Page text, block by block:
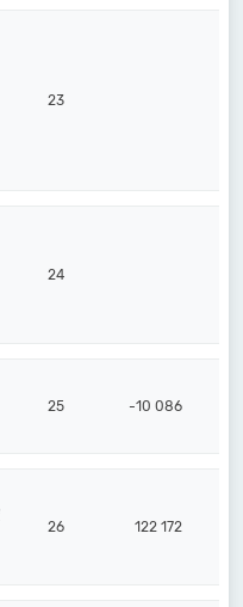
23
24
25 -10 086
26 122 172